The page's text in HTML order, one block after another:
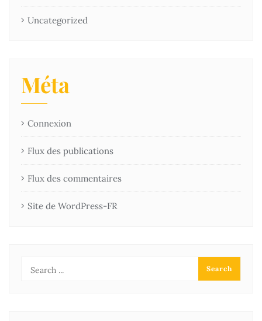
Uncategorized
Méta
Connexion
Flux des publications
Flux des commentaires
Site de WordPress-FR